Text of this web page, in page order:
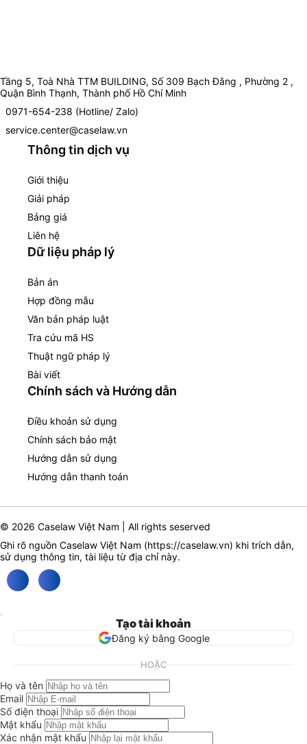
Tầng 5, Toà Nhà TTM BUILDING, Số 309 Bạch Đằng , Phường 2 ,
Quận Bình Thạnh, Thành phố Hồ Chí Minh
0971-654-238 (Hotline/ Zalo)
service.center@caselaw.vn
Thông tin dịch vụ
Giới thiệu
Giải pháp
Bảng giá
Liên hệ
Dữ liệu pháp lý
Bản án
Hợp đồng mẫu
Văn bản pháp luật
Tra cứu mã HS
Thuật ngữ pháp lý
Bài viết
Chính sách và Hướng dẫn
Điều khoản sử dụng
Chính sách bảo mật
Hướng dẫn sử dụng
Hướng dẫn thanh toán
© 2026 Caselaw Việt Nam | All rights seserved
Ghi rõ nguồn Caselaw Việt Nam (https://caselaw.vn) khi trích dẫn,
sử dụng thông tin, tài liệu từ địa chỉ này.
Tạo tài khoản
Đăng ký bằng Google
HOẶC
Họ và tên
Email
Số điện thoại
Mật khẩu
Xác nhận mật khẩu